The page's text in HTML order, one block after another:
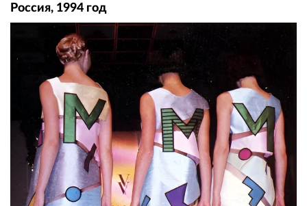
Россия, 1994 год